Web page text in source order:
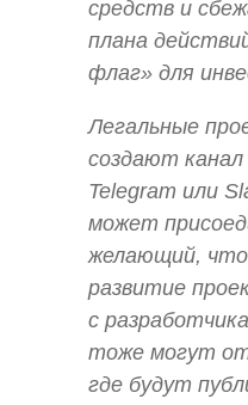
средств и
плана
флаг» для
Легальные
создают
Telegram или
может
желающий,
развитие
с
тоже могут
где будут